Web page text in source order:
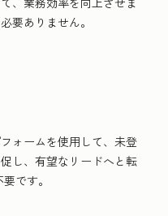
要ありません。
ォームを使用して、未登
し、有望なリードへと転
です。